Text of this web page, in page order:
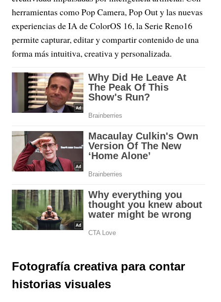
herramientas como Pop Camera, Pop Out y las nuevas
experiencias de IA de ColorOS 16, la Serie Reno16
permite capturar, editar y compartir contenido de una
forma más intuitiva, creativa y personalizada.
Fotografía creativa para contar
historias visuales